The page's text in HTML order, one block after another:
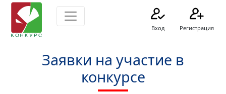
Вход Регистрация
Заявки на участие в
конкурсе